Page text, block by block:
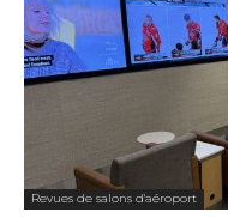
Revues de salons d'aéroport